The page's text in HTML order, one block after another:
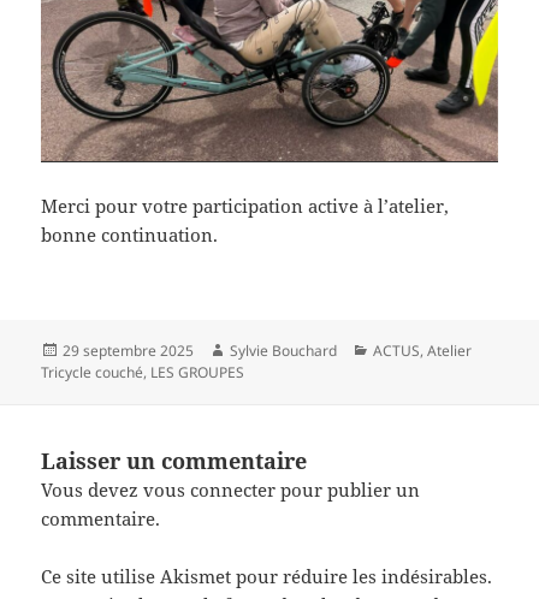
Merci pour votre participation active à l’atelier,
bonne continuation.
Publié
le
29 septembre 2025 Auteur
Sylvie Bouchard Catégories
ACTUS,Atelier
Tricycle couché, LES GROUPES
Laisser un commentaire
Vous devezvous connecter pour publier un
commentaire.
Ce site utilise Akismet pour réduire les indésirables.